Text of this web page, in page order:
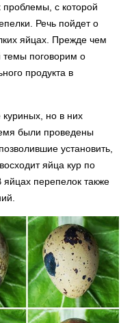
с которой
Речь пойдет о
яйцах. Прежде чем
темы поговорим о
продукта в
но в них
были проведены
установить,
яйца кур по
перепелок также